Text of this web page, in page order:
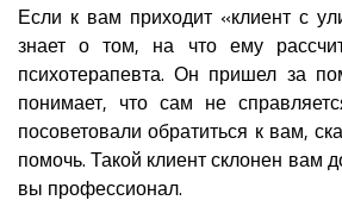
Если к вам приходит «клиент с
знает о том, на что ему
психотерапевта. Он пришел за
понимает, что сам не
посоветовали обратиться к вам,
помочь. Такой клиент склонен вам
вы профессионал.